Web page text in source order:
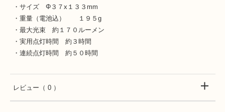
・サイズ Φ３７x１３３mm
・重量（電池込） １９５g
・最大光束 約１７０ルーメン
・実用点灯時間 約３時間
・連続点灯時間 約５０時間
レビュー （ 0 ）